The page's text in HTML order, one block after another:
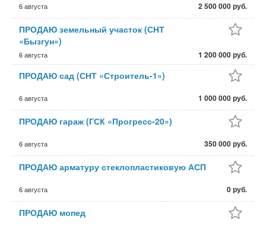
6 августа 2 500 000 руб.
ПРОДАЮ земельный участок (СНТ
«Бызгун»)
6 августа 1 200 000 руб.
ПРОДАЮ сад (СНТ «Строитель-1»)
6 августа 1 000 000 руб.
ПРОДАЮ гараж (ГСК «Прогресс-20»)
6 августа 350 000 руб.
ПРОДАЮ арматуру стеклопластиковую АСП
6 августа 0 руб.
ПРОДАЮ мопед